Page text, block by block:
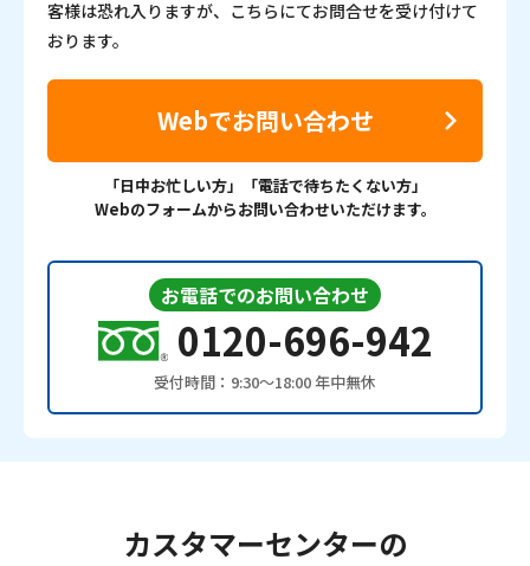
客様は恐れ入りますが、こちらにてお問合せを受け付けて
おります。
Webでお問い合わせ
「日中お忙しい方」「電話で待ちたくない方」
Webのフォームからお問い合わせいただけます。
お電話でのお問い合わせ
0120-696-942
受付時間：9:30〜18:00 年中無休
カスタマーセンターの